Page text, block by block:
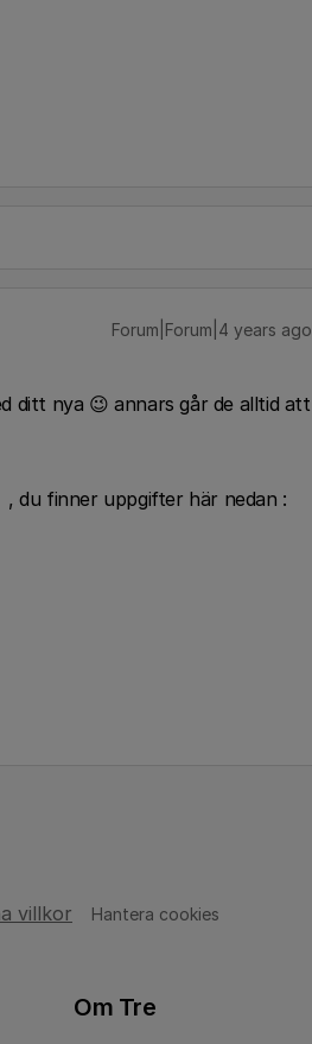
Forum|Forum|4 years ago
ditt nya 😉 annars går de alltid att
du finner uppgifter här nedan :
villkor Hantera cookies
Om Tre